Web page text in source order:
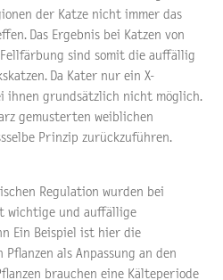
der Katze nicht immer das
Das Ergebnis bei Katzen von
sind somit die auffällig
Da Kater nur ein X-
ihnen grundsätzlich nicht möglich.
gemusterten weiblichen
Prinzip zurückzuführen.
Regulation wurden bei
wichtige und auffällige
Ein Beispiel ist hier die
als Anpassung an den
brauchen eine Kälteperiode